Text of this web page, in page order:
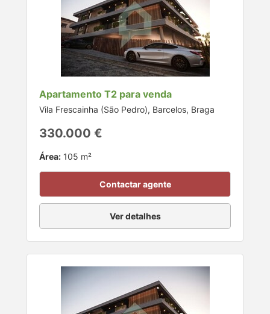
Apartamento T2 para venda
Vila Frescainha (São Pedro), Barcelos, Braga
330.000 €
Área: 105 m²
Contactar agente
Ver detalhes